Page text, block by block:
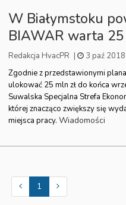
W Białymstoku
BIAWAR warta
Redakcja HvacPR |
3 paź 2018
Zgodnie z przedstawionymi
ulokować 25 mln zł do końca
Suwalska Specjalna Strefa
której znacząco zwiększy się
miejsca pracy.Wiadomości
1